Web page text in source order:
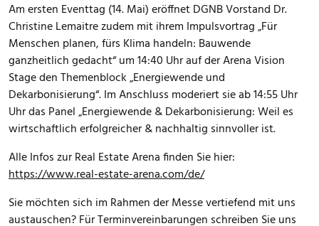
Am ersten Eventtag (14. Mai) eröffnet DGNB Vorstand Dr.
Christine Lemaitre zudem mit ihrem Impulsvortrag „Für
Menschen planen, fürs Klima handeln: Bauwende
ganzheitlich gedacht“ um 14:40 Uhr auf der Arena Vision
Stage den Themenblock „Energiewende und
Dekarbonisierung“. Im Anschluss moderiert sie ab 14:55 Uhr
Uhr das Panel „Energiewende & Dekarbonisierung: Weil es
wirtschaftlich erfolgreicher & nachhaltig sinnvoller ist.
Alle Infos zur Real Estate Arena finden Sie hier:
https://www.real-estate-arena.com/de/
Sie möchten sich im Rahmen der Messe vertiefend mit uns
austauschen? Für Terminvereinbarungen schreiben Sie uns